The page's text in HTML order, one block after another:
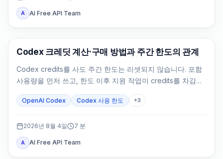
A AI Free API Team
AI Development Tools
Codex 크레딧 계산·구매 방법과 주간 한도의 관계
Codex credits를 사도 주간 한도는 리셋되지 않습니다. 포함
사용량을 먼저 쓰고, 한도 이후 지원 작업이 credits를 차감합
OpenAI Codex Codex 사용 한도 +3
2026년 8월 4일 7 분
A AI Free API Team